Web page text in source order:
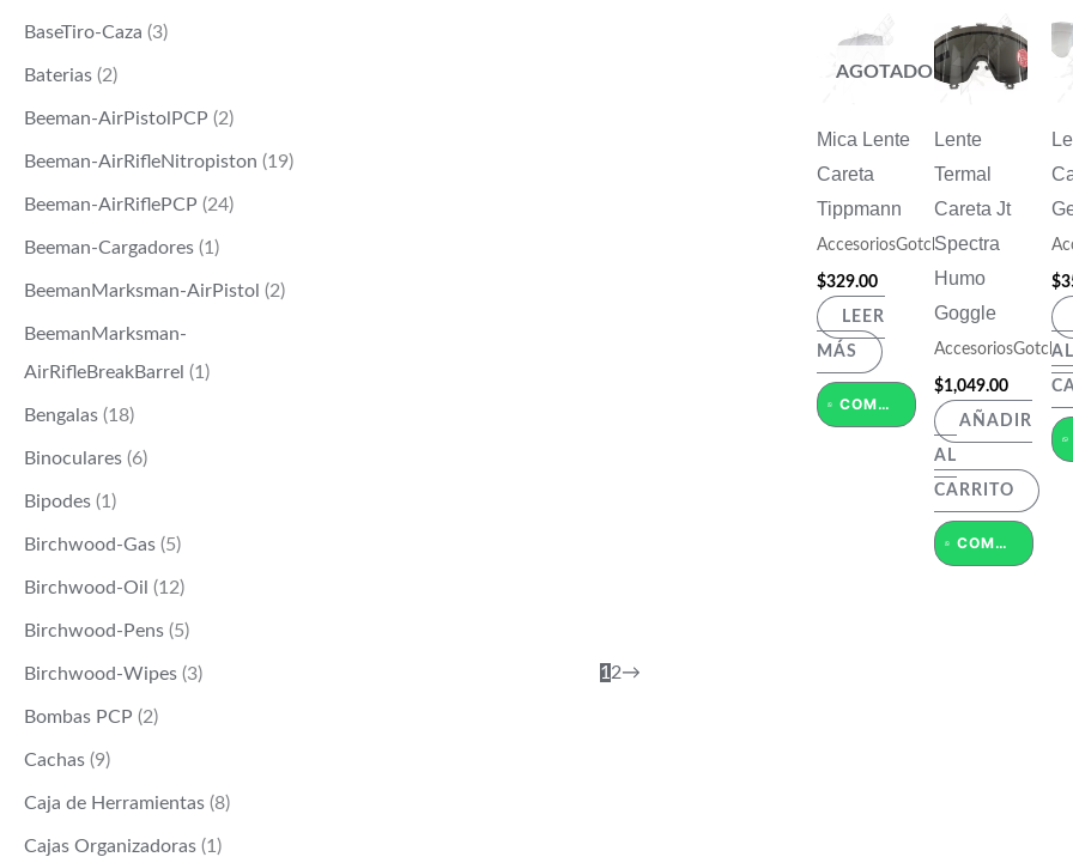
BaseTiro-Caza (3)
Baterias (2)
Beeman-AirPistolPCP (2)
Beeman-AirRifleNitropiston (19)
Beeman-AirRiflePCP (24)
Beeman-Cargadores (1)
BeemanMarksman-AirPistol (2)
BeemanMarksman-
AirRifleBreakBarrel (1)
Bengalas (18)
Binoculares (6)
Bipodes (1)
Birchwood-Gas (5)
Birchwood-Oil (12)
Birchwood-Pens (5)
Birchwood-Wipes (3)
Bombas PCP (2)
Cachas (9)
Caja de Herramientas (8)
Cajas Organizadoras (1)
AGOTADO
Mica Lente
Careta
Tippmann
AccesoriosGotcha
$329.00
LEER
MÁS
COMPRAR POR WHATSAPP
Lente
Termal
Careta Jt
Spectra
Humo
Goggle
AccesoriosGotcha
$1,049.00
AÑADIR
AL
CARRITO
COMPRAR POR WHATSAPP
$
AL
1 2→